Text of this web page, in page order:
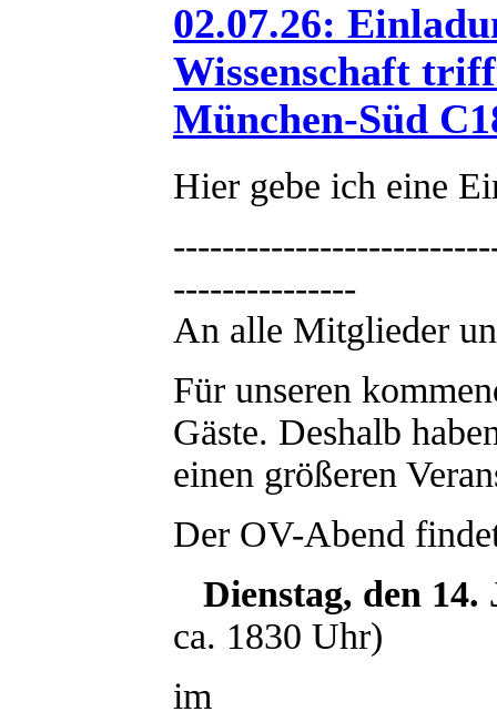
02.07.26:
Wissenschaft
München-Süd
Hier gebe ich eine
---------------
An alle Mitglieder
Für unseren
Gäste. Deshalb
einen größeren
Der OV-Abend
Dienstag, den 14.
ca. 1830 Uhr)
im